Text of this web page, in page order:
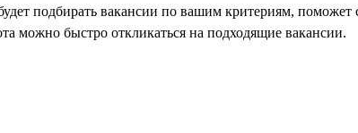
подбирать вакансии по вашим критериям, поможет
можно быстро откликаться на подходящие вакансии.